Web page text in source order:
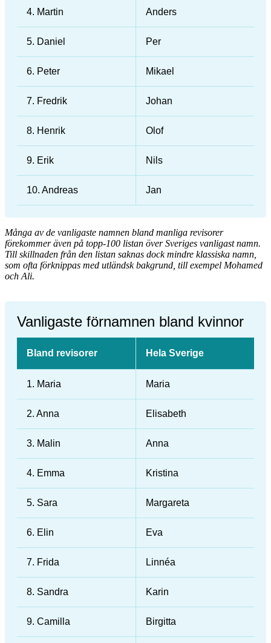
4. Martin Anders
5. Daniel Per
6. Peter Mikael
7. Fredrik Johan
8. Henrik Olof
9. Erik Nils
10. Andreas Jan
Många av de vanligaste namnen bland manliga revisorer
förekommer även på topp-100 listan över Sveriges vanligast namn.
Till skillnaden från den listan saknas dock mindre klassiska namn,
som ofta förknippas med utländsk bakgrund, till exempel Mohamed
och Ali.
Vanligaste förnamnen bland kvinnor
Bland revisorer Hela Sverige
1. Maria Maria
2. Anna Elisabeth
3. Malin Anna
4. Emma Kristina
5. Sara Margareta
6. Elin Eva
7. Frida Linnéa
8. Sandra Karin
9. Camilla Birgitta